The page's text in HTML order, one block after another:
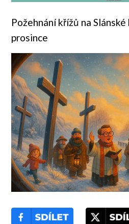
Požehnání křížů na
prosince